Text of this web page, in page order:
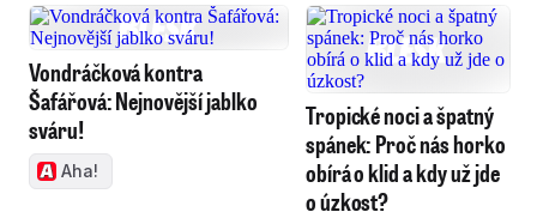
Vondráčková kontra
Šafářová: Nejnovější jablko
sváru!
Aha!
Tropické noci a špatný
spánek: Proč nás horko
obírá o klid a kdy už jde
o úzkost?